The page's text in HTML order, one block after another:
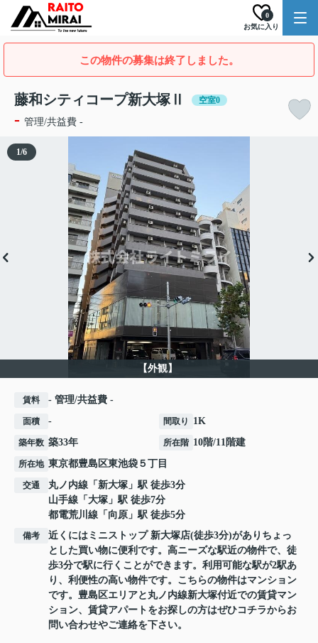
お気に入り
0
この物件の募集は終了しました。
藤和シティコープ新大塚Ⅱ 空室0
- 管理/共益費 -
【外観】
1/6
賃料 - 管理/共益費 -
面積 - 間取り 1K
築年数 築33年 所在階 10階/11階建
所在地 東京都豊島区東池袋 ５丁目
交通 丸ノ内線 「 新大塚 」駅 徒歩3分
山手線 「 大塚 」駅 徒歩7分
都電荒川線 「 向原 」駅 徒歩5分
備考
近くにはミニストップ 新大塚店(徒歩3分)がありちょっ
とした買い物に便利です。高ニーズな駅近の物件で、徒
歩3分で駅に行くことができます。利用可能な駅が2駅あ
り、利便性の高い物件です。こちらの物件はマンション
です。豊島区エリアと丸ノ内線新大塚付近での賃貸マン
ション、賃貸アパートをお探しの方はぜひコチラからお
問い合わせやご連絡を下さい。